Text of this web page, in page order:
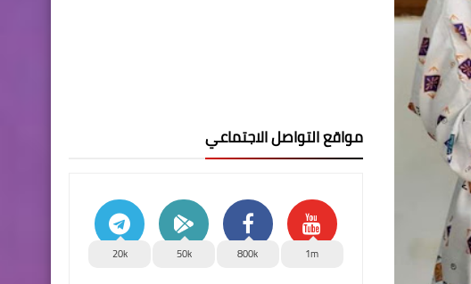
مواقع التواصل الاجتماعي
1m
800k
50k
20k